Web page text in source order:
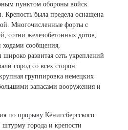
пунктом обороны войск
Крепость была предела оснащена
Многочисленные форты с
сотни железобетонных дотов,
ходами сообщения,
развитая сеть укреплений
город со всех сторон.
группировка немецких
запасами вооружения и
по прорыву Кёнигсбергского
города и крепости